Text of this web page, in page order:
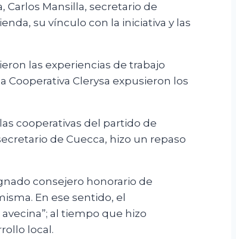
Mansilla, secretario de
su vínculo con la iniciativa y las
las experiencias de trabajo
Cooperativa Clerysa expusieron los
cooperativas del partido de
de Cuecca, hizo un repaso
consejero honorario de
En ese sentido, el
al tiempo que hizo
local.